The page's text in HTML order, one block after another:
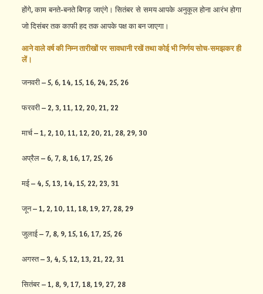
होंगे, काम बनते-बनते बिगड़ जाएंगे। सितंबर से समय आपके अनुकूल होना आरंभ होगा
जो दिसंबर तक काफी हद तक आपके पक्ष का बन जाएगा।
आने वाले वर्ष की निम्न तारीखों पर सावधानी रखें तथा कोई भी निर्णय सोच-समझकर ही
लें।
जनवरी – 5, 6, 14, 15, 16, 24, 25, 26
फरवरी – 2, 3, 11, 12, 20, 21, 22
मार्च – 1, 2, 10, 11, 12, 20, 21, 28, 29, 30
अप्रैल – 6, 7, 8, 16, 17, 25, 26
मई – 4, 5, 13, 14, 15, 22, 23, 31
जून – 1, 2, 10, 11, 18, 19, 27, 28, 29
जुलाई – 7, 8, 9, 15, 16, 17, 25, 26
अगस्त – 3, 4, 5, 12, 13, 21, 22, 31
सितंबर – 1, 8, 9, 17, 18, 19, 27, 28